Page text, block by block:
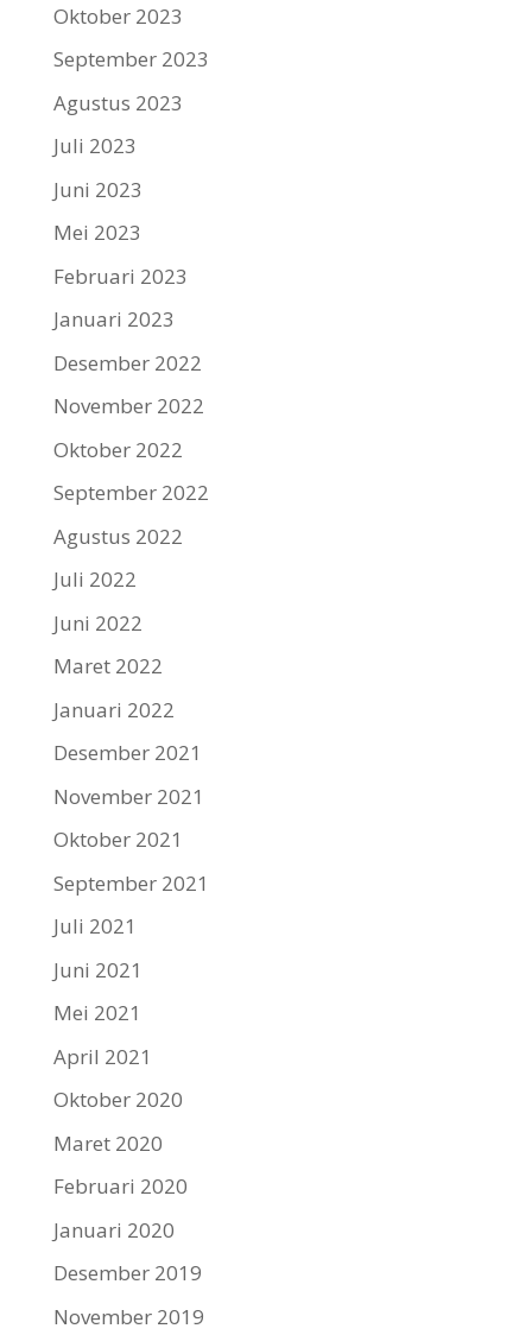
Oktober 2023
September 2023
Agustus 2023
Juli 2023
Juni 2023
Mei 2023
Februari 2023
Januari 2023
Desember 2022
November 2022
Oktober 2022
September 2022
Agustus 2022
Juli 2022
Juni 2022
Maret 2022
Januari 2022
Desember 2021
November 2021
Oktober 2021
September 2021
Juli 2021
Juni 2021
Mei 2021
April 2021
Oktober 2020
Maret 2020
Februari 2020
Januari 2020
Desember 2019
November 2019